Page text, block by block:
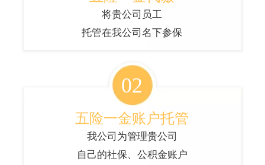
将贵公司员工
托管在我公司名下参保
五险一金账户托管
我公司为管理贵公司
自己的社保、公积金账户
02